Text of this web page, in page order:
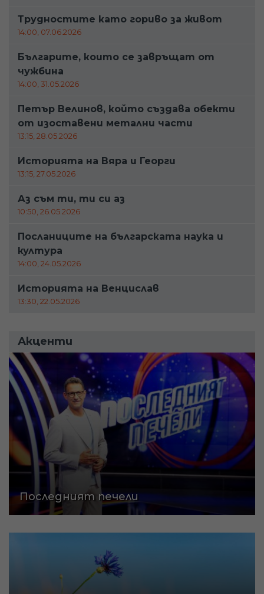
Трудностите като гориво за живот
14:00, 07.06.2026
Българите, които се завръщат от
чужбина
14:00, 31.05.2026
Петър Велинов, който създава обекти
от изоставени метални части
13:15, 28.05.2026
Историята на Вяра и Георги
13:15, 27.05.2026
Аз съм ти, ти си аз
10:50, 26.05.2026
Посланиците на българската наука и
култура
14:00, 24.05.2026
Историята на Венцислав
13:30, 22.05.2026
Акценти
Последният печели